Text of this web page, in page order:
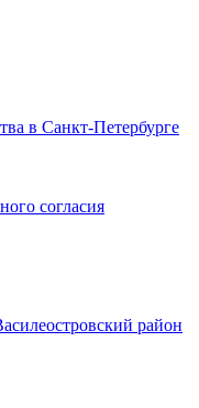
в Санкт-Петербурге
согласия
район